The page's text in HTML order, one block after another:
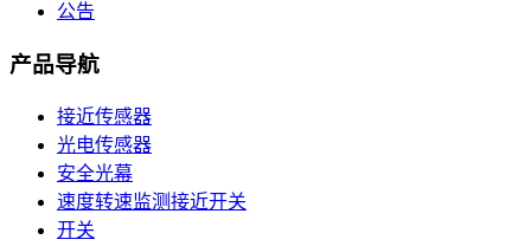
公告
产品导航
接近传感器
光电传感器
安全光幕
速度转速监测接近开关
开关